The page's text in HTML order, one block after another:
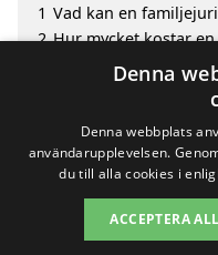
1 Vad kan en
2 Hur mycket kostar
Fördelar med att
Sök efter en skicklig
Om / kontakt
Denna
Denna webbplats
användarupplevelsen.
du till alla cookies i
ACCEPTERA